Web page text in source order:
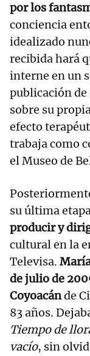
por los
conciencia
idealizado
recibida hará
interne en un
publicación de
sobre su
efecto
trabaja como
el Museo de
su última
producir y
cultural en la
Televisa.
de julio de
Coyoacánde
83 años.
Tiempo de
vacío, sin